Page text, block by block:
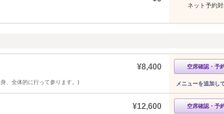
ネット予約
¥8,400
、全体的に行って参ります。)
空席確認・予
メニューを追加し
¥12,600 空席確認・予